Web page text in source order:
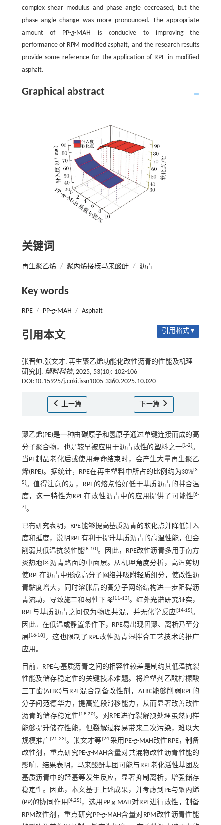
complex shear modulus and phase angle decreased, but the
phase angle change was more pronounced. The appropriate
amount of PP-g-MAH is conducive to improving the
performance of RPM modified asphalt, and the research results
provide some reference for the application of RPE in modified
asphalt.
Graphical abstract
关键词
再生聚乙烯 / 聚丙烯接枝马来酸酐 / 沥青
Key words
RPE / PP-g-MAH / Asphalt
引用本文 引用格式 ▾
张晋帅,张文才. 再生聚乙烯功能化改性沥青的性能及机理
研究[J]. 塑料科技, 2025, 53(10): 102-106
DOI:10.15925/j.cnki.issn1005-3360.2025.10.020
上一篇 下一篇
聚乙烯(PE)是一种由碳原子和氢原子通过单键连接而成的高
分子聚合物，也是较早被应用于沥青改性的塑料之一[1-2]。
当PE制品老化后或使用寿命结束时，会产生大量再生聚乙
烯(RPE)。据统计，RPE在再生塑料中所占的比例约为30%[3-
5]。值得注意的是，RPE的熔点恰好低于基质沥青的拌合温
度，这一特性为RPE在改性沥青中的应用提供了可能性[6-
7]。
已有研究表明，RPE能够提高基质沥青的软化点并降低针入
度和延度，说明RPE有利于提升基质沥青的高温性能，但会
削弱其低温抗裂性能[8-10]。因此，RPE改性沥青多用于南方
炎热地区沥青路面的中面层。从机理角度分析，高温剪切
使RPE在沥青中形成高分子网络并吸附轻质组分，使改性沥
青黏度增大，同时溶胀后的高分子网络结构进一步阻碍沥
青流动，导致施工和易性下降[11-13]。红外光谱研究证实，
RPE与基质沥青之间仅为物理共混，并无化学反应 [14-15]。
因此，在低温或静置条件下，RPE易出现团聚、离析乃至分
层[16-18] ，这也限制了RPE改性沥青湿拌合工艺技术的推广
应用。
目前，RPE与基质沥青之间的相容性较差是制约其低温抗裂
性能及储存稳定性的关键技术难题。将增塑剂乙酰柠檬酸
三丁酯(ATBC)与RPE混合制备改性剂，ATBC能够削弱RPE的
分子间范德华力，提高链段滑移能力，从而显著改善改性
沥青的储存稳定性 [19-20]。对RPE进行裂解预处理虽然同样
能够提升储存性能，但裂解过程易带来二次污染，难以大
规模推广
[21-23]。张文才等[24]采用PE-g-MAH改性RPE，制备
改性剂，重点研究PE-g-MAH含量对共混物改性沥青性能的
影响，结果表明，马来酸酐基团可能与RPE老化活性基团及
基质沥青中的羟基等发生反应，显著抑制离析，增强储存
稳定性。因此，本文基于上述成果，并考虑到PE与聚丙烯
(PP)的协同作用[4,25] ，选用PP-g-MAH对RPE进行改性，制备
RPM改性剂，重点研究PP-g-MAH含量对RPM改性沥青性能